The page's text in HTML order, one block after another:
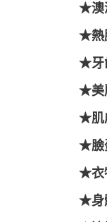
★澳
★熱
★牙
★美
★肌
★臉
★衣
★身